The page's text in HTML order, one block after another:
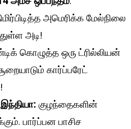
அமெரிக்க மேல்நிலை
அடி!
கொழுத்த ஒரு ட்ரில்லியன்
கார்ப்பரேட்
குழந்தைகளின்
பார்ப்பன பாசிச